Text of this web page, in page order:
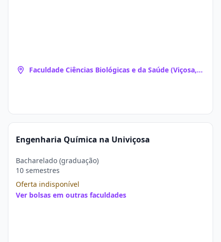
Faculdade Ciências Biológicas e da Saúde (Viçosa,
Engenharia Química na Univiçosa
Bacharelado (graduação)
10 semestres
Oferta indisponível
Ver bolsas em outras faculdades